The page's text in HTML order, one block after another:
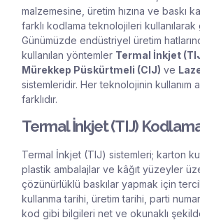
malzemesine, üretim hızına ve baskı
farklı kodlama teknolojileri
Günümüzde endüstriyel üretim
kullanılan yöntemler Termal İnkjet
Mürekkep Püskürtmeli (CIJ) ve
sistemleridir. Her teknolojinin kullanım
farklıdır.
Termal İnkjet (TIJ)
Termal İnkjet (TIJ) sistemleri; karton
plastik ambalajlar ve kâğıt yüzeyler
çözünürlüklü baskılar yapmak için
kullanma tarihi, üretim tarihi, parti
kod gibi bilgileri net ve okunaklı